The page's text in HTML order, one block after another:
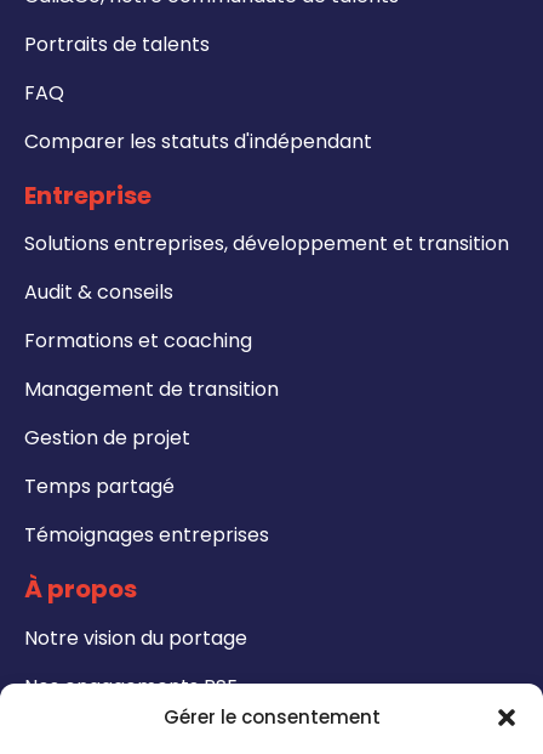
Gérer le consentement
Portraits de talents
FAQ
Comparer les statuts d'indépendant
Entreprise
Solutions entreprises, développement et transition
Audit & conseils
Formations et coaching
Management de transition
Gestion de projet
Temps partagé
Témoignages entreprises
À propos
Notre vision du portage
Nos engagements RSE